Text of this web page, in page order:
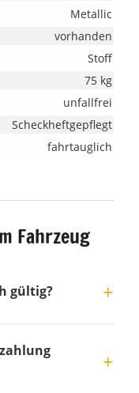
Metallic
vorhanden
Stoff
75 kg
unfallfrei
Scheckheftgepflegt
fahrtauglich
Fahrzeug
gültig?